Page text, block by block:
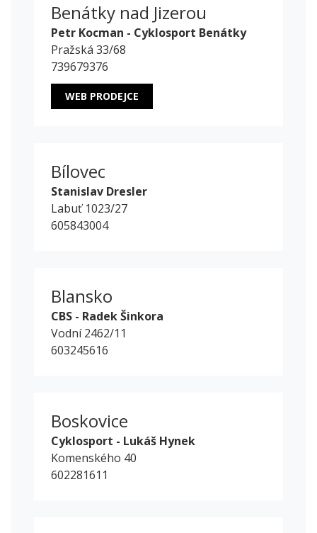
Benátky nad Jizerou
Petr Kocman - Cyklosport Benátky
Pražská 33/68
739679376
WEB PRODEJCE
Bílovec
Stanislav Dresler
Labuť 1023/27
605843004
Blansko
CBS - Radek Šinkora
Vodní 2462/11
603245616
Boskovice
Cyklosport - Lukáš Hynek
Komenského 40
602281611